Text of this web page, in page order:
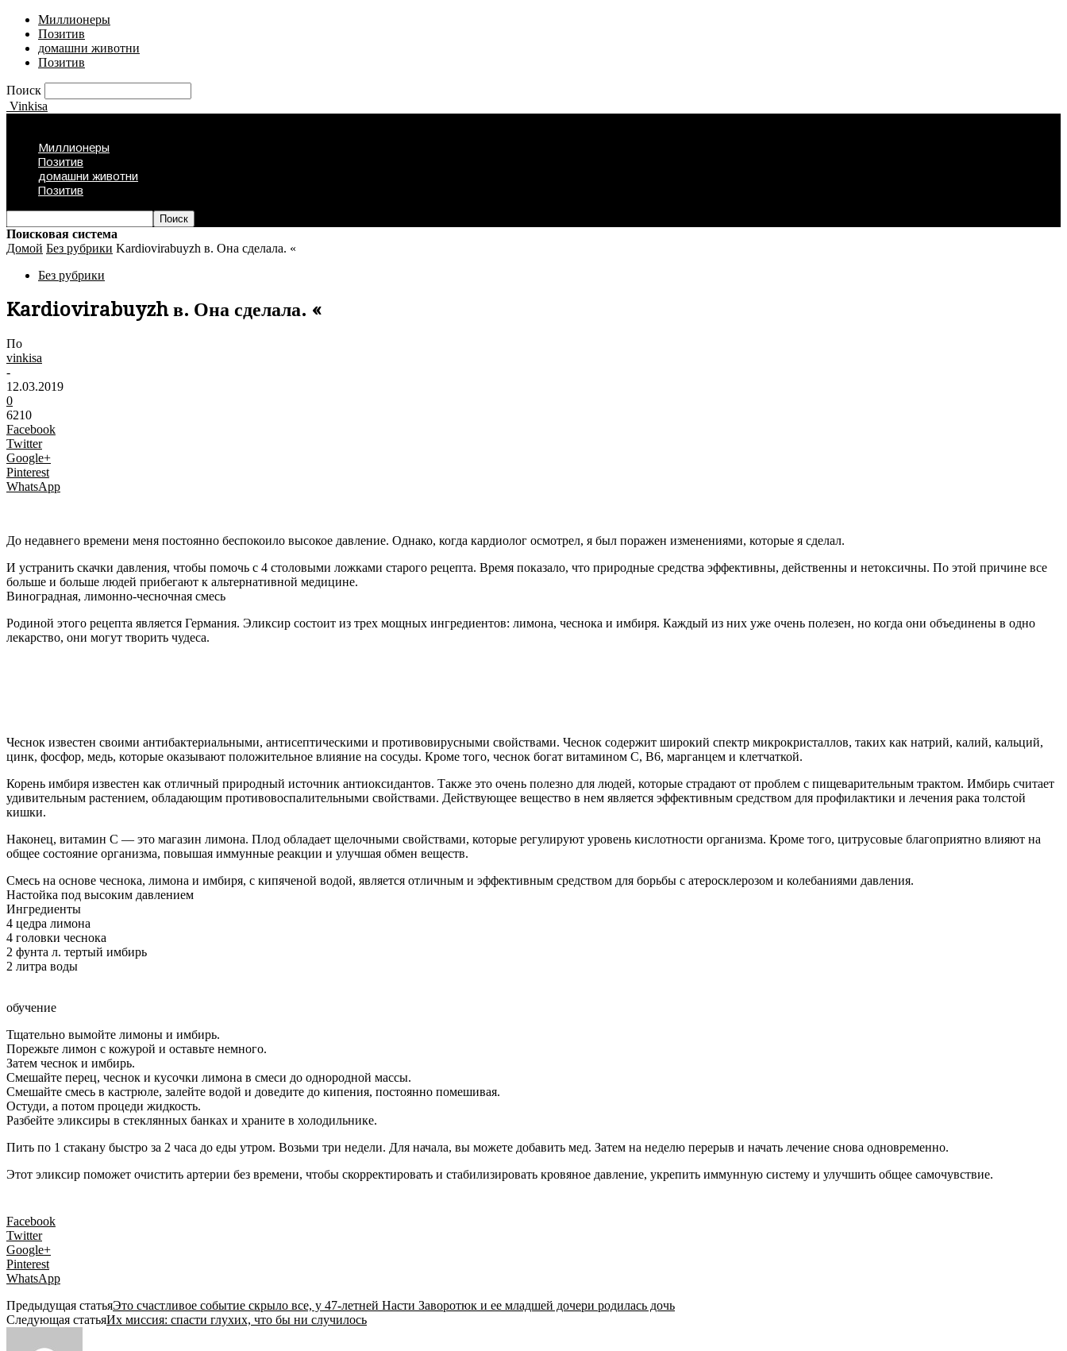
Миллионеры
Позитив
домашни животни
Позитив
Поиск
Vinkisa
Миллионеры
Позитив
домашни животни
Позитив
Поисковая система
Домой Без рубрики Kardiovirabuyzh в. Она сделала. «
Без рубрики
Kardiovirabuyzh в. Она сделала. «
По
vinkisa
-
12.03.2019
0
6210
Facebook
Twitter
Google+
Pinterest
WhatsApp
До недавнего времени меня постоянно беспокоило высокое давление. Однако, когда кардиолог осмотрел, я был поражен изменениями, которые я сделал.
И устранить скачки давления, чтобы помочь с 4 столовыми ложками старого рецепта. Время показало, что природные средства эффективны, действенны и нетоксичны. По этой причине все
больше и больше людей прибегают к альтернативной медицине.
Виноградная, лимонно-чесночная смесь
Родиной этого рецепта является Германия. Эликсир состоит из трех мощных ингредиентов: лимона, чеснока и имбиря. Каждый из них уже очень полезен, но когда они объединены в одно
лекарство, они могут творить чудеса.
Чеснок известен своими антибактериальными, антисептическими и противовирусными свойствами. Чеснок содержит широкий спектр микрокристаллов, таких как натрий, калий, кальций,
цинк, фосфор, медь, которые оказывают положительное влияние на сосуды. Кроме того, чеснок богат витамином С, В6, марганцем и клетчаткой.
Корень имбиря известен как отличный природный источник антиоксидантов. Также это очень полезно для людей, которые страдают от проблем с пищеварительным трактом. Имбирь считает
удивительным растением, обладающим противовоспалительными свойствами. Действующее вещество в нем является эффективным средством для профилактики и лечения рака толстой
кишки.
Наконец, витамин С — это магазин лимона. Плод обладает щелочными свойствами, которые регулируют уровень кислотности организма. Кроме того, цитрусовые благоприятно влияют на
общее состояние организма, повышая иммунные реакции и улучшая обмен веществ.
Смесь на основе чеснока, лимона и имбиря, с кипяченой водой, является отличным и эффективным средством для борьбы с атеросклерозом и колебаниями давления.
Настойка под высоким давлением
Ингредиенты
4 цедра лимона
4 головки чеснока
2 фунта л. тертый имбирь
2 литра воды
обучение
Тщательно вымойте лимоны и имбирь.
Порежьте лимон с кожурой и оставьте немного.
Затем чеснок и имбирь.
Смешайте перец, чеснок и кусочки лимона в смеси до однородной массы.
Смешайте смесь в кастрюле, залейте водой и доведите до кипения, постоянно помешивая.
Остуди, а потом процеди жидкость.
Разбейте эликсиры в стеклянных банках и храните в холодильнике.
Пить по 1 стакану быстро за 2 часа до еды утром. Возьми три недели. Для начала, вы можете добавить мед. Затем на неделю перерыв и начать лечение снова одновременно.
Этот эликсир поможет очистить артерии без времени, чтобы скорректировать и стабилизировать кровяное давление, укрепить иммунную систему и улучшить общее самочувствие.
Facebook
Twitter
Google+
Pinterest
WhatsApp
Предыдущая статьяЭто счастливое событие скрыло все, у 47-летней Насти Заворотюк и ее младшей дочери родилась дочь
Следующая статьяИх миссия: спасти глухих, что бы ни случилось